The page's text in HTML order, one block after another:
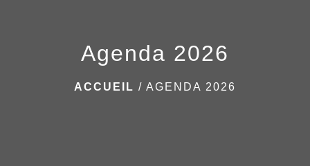
Agenda 2026
ACCUEIL / AGENDA 2026